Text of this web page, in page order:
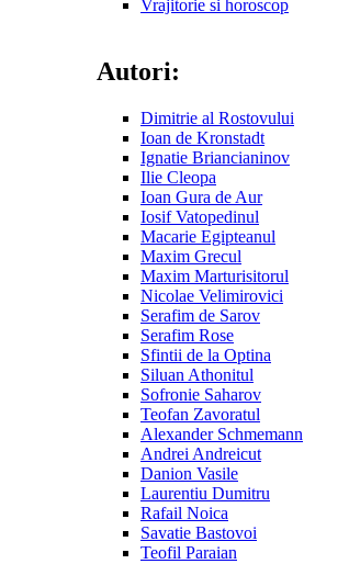
Vrajitorie si horoscop
Autori:
Dimitrie al Rostovului
Ioan de Kronstadt
Ignatie Briancianinov
Ilie Cleopa
Ioan Gura de Aur
Iosif Vatopedinul
Macarie Egipteanul
Maxim Grecul
Maxim Marturisitorul
Nicolae Velimirovici
Serafim de Sarov
Serafim Rose
Sfintii de la Optina
Siluan Athonitul
Sofronie Saharov
Teofan Zavoratul
Alexander Schmemann
Andrei Andreicut
Danion Vasile
Laurentiu Dumitru
Rafail Noica
Savatie Bastovoi
Teofil Paraian